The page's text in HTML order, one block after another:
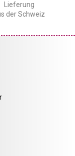
Lieferung
der Schweiz